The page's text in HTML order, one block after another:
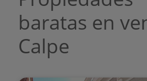
baratas en
Calpe